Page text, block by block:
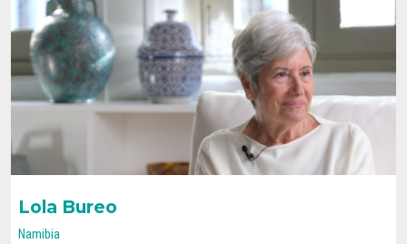
Lola Bureo
Namibia